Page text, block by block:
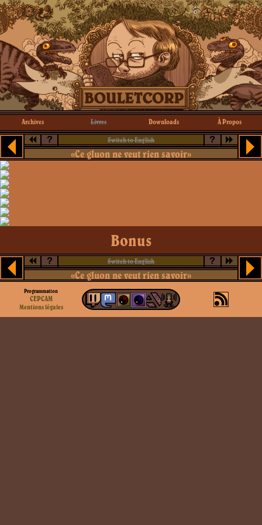
Archives Livres Downloads À Propos
? Switch to English ?
«Ce gluon ne veut rien savoir»
Bonus
? Switch to English ?
«Ce gluon ne veut rien savoir»
Programmation
CEPCAM
Mentions légales